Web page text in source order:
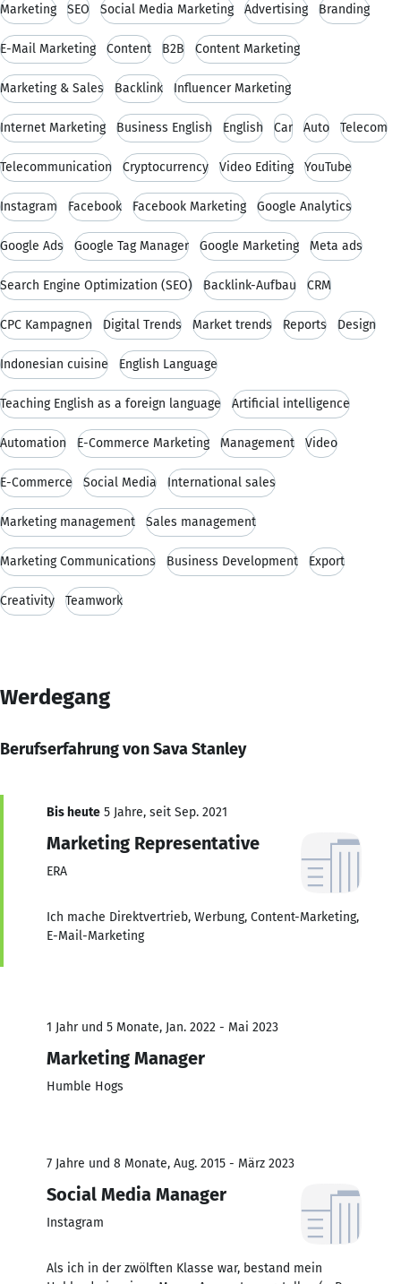
Marketing SEO Social Media Marketing Advertising Branding
E-Mail Marketing Content B2B Content Marketing
Marketing & Sales Backlink Influencer Marketing
Internet Marketing Business English English Car Auto Telecom
Telecommunication Cryptocurrency Video Editing YouTube
Instagram Facebook Facebook Marketing Google Analytics
Google Ads Google Tag Manager Google Marketing Meta ads
Search Engine Optimization (SEO) Backlink-Aufbau CRM
CPC Kampagnen Digital Trends Market trends Reports Design
Indonesian cuisine English Language
Teaching English as a foreign language Artificial intelligence
Automation E-Commerce Marketing Management Video
E-Commerce Social Media International sales
Marketing management Sales management
Marketing Communications Business Development Export
Creativity Teamwork
Werdegang
Berufserfahrung von Sava Stanley
Bis heute 5 Jahre, seit Sep. 2021
Marketing Representative
ERA
Ich mache Direktvertrieb, Werbung, Content-Marketing,
E-Mail-Marketing
1 Jahr und 5 Monate, Jan. 2022 - Mai 2023
Marketing Manager
Humble Hogs
7 Jahre und 8 Monate, Aug. 2015 - März 2023
Social Media Manager
Instagram
Als ich in der zwölften Klasse war, bestand mein